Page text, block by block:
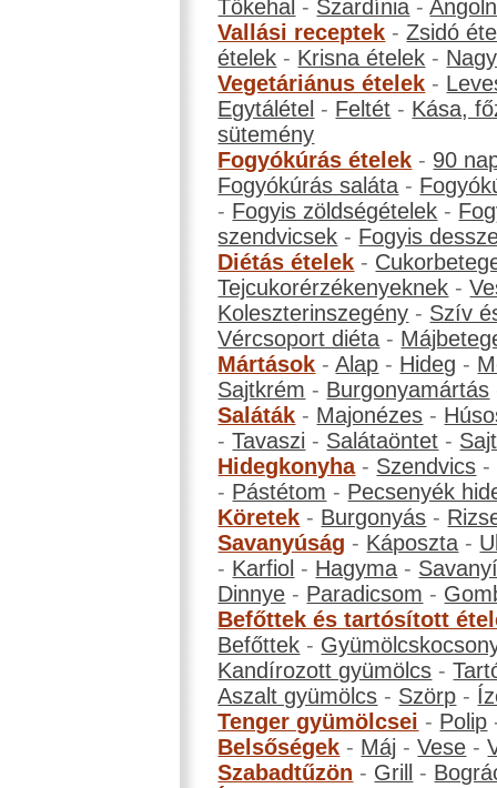
Tőkehal - Szardínia -
Vallási receptek -Zsidó
ételek - Krisna ételek -
Vegetáriánus ételek -
Egytálétel - Feltét - Kása,
sütemény
Fogyókúrás ételek - 90
Fogyókúrás saláta -
- Fogyis zöldségételek -
szendvicsek - Fogyis
Diétás ételek -
Tejcukorérzékenyeknek -
Koleszterinszegény - Szív
Vércsoport diéta -
Mártások -Alap - Hideg -
Sajtkrém - Burgonyamártás
Saláták - Majonézes -
-Tavaszi - Salátaöntet -
Hidegkonyha- Szendvics -
- Pástétom - Pecsenyék
Köretek - Burgonyás -
Savanyúság - Káposzta -
- Karfiol - Hagyma -
Dinnye - Paradicsom -
Befőttek és tartósított
Befőttek -
Kandírozott gyümölcs -
Aszalt gyümölcs - Szörp -
Tenger gyümölcsei - Polip
Belsőségek - Máj -Vese -
Szabadtűzön - Grill -